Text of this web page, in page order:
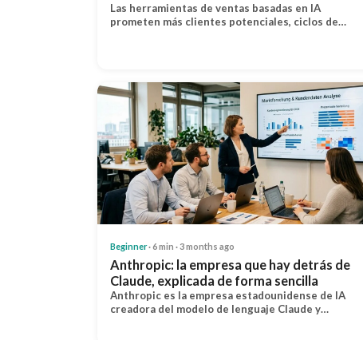
Las herramientas de ventas basadas en IA
prometen más clientes potenciales, ciclos de…
Beginner· 6 min · 3 months ago
Anthropic: la empresa que hay detrás de
Claude, explicada de forma sencilla
Anthropic es la empresa estadounidense de IA
creadora del modelo de lenguaje Claude y…